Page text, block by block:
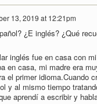
13, 2019 at 12:21pm
¿E inglés? ¿Qué
inglés fue en casa con
en casa, mi madre era
el primer idioma.Cuando
y al mismo tiempo
aprendí a escribir y